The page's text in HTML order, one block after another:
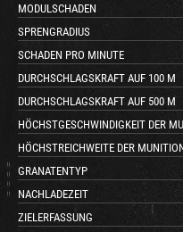
MODULSCHADEN
SPRENGRADIUS
SCHADEN PRO MINUTE
DURCHSCHLAGSKRAFT AUF 100 M
DURCHSCHLAGSKRAFT AUF 500 M
HÖCHSTGESCHWINDIGKEIT DER
HÖCHSTREICHWEITE DER
GRANATENTYP
NACHLADEZEIT
ZIELERFASSUNG